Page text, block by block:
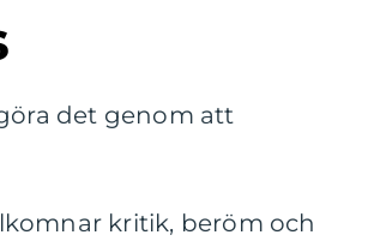
det genom att
kritik, beröm och